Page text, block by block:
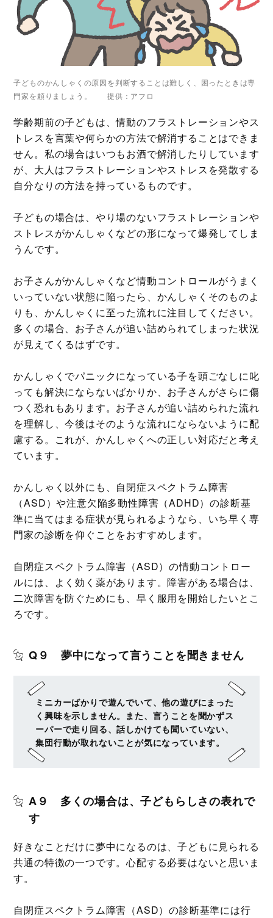
子どものかんしゃくの原因を判断することは難しく、困ったときは専
門家を頼りましょう。 提供：アフロ
学齢期前の子どもは、情動のフラストレーションやス
トレスを言葉や何らかの方法で解消することはできま
せん。私の場合はいつもお酒で解消したりしています
が、大人はフラストレーションやストレスを発散する
自分なりの方法を持っているものです。
子どもの場合は、やり場のないフラストレーションや
ストレスがかんしゃくなどの形になって爆発してしま
うんです。
お子さんがかんしゃくなど情動コントロールがうまく
いっていない状態に陥ったら、かんしゃくそのものよ
りも、かんしゃくに至った流れに注目してください。
多くの場合、お子さんが追い詰められてしまった状況
が見えてくるはずです。
かんしゃくでパニックになっている子を頭ごなしに叱
っても解決にならないばかりか、お子さんがさらに傷
つく恐れもあります。お子さんが追い詰められた流れ
を理解し、今後はそのような流れにならないように配
慮する。これが、かんしゃくへの正しい対応だと考え
ています。
かんしゃく以外にも、自閉症スペクトラム障害
（ASD）や注意欠陥多動性障害（ADHD）の診断基
準に当てはまる症状が見られるようなら、いち早く専
門家の診断を仰ぐことをおすすめします。
自閉症スペクトラム障害（ASD）の情動コントロー
ルには、よく効く薬があります。障害がある場合は、
二次障害を防ぐためにも、早く服用を開始したいとこ
ろです。
Q９ 夢中になって言うことを聞きません
ミニカーばかりで遊んでいて、他の遊びにまった
く興味を示しません。また、言うことを聞かずス
ーパーで走り回る、話しかけても聞いていない、
集団行動が取れないことが気になっています。
A９ 多くの場合は、子どもらしさの表れで
す
好きなことだけに夢中になるのは、子どもに見られる
共通の特徴の一つです。心配する必要はないと思いま
す。
自閉症スペクトラム障害（ASD）の診断基準には行